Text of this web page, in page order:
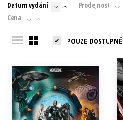
Datum vydání Prodejnost
Cena
POUZE DOSTUPNÉ